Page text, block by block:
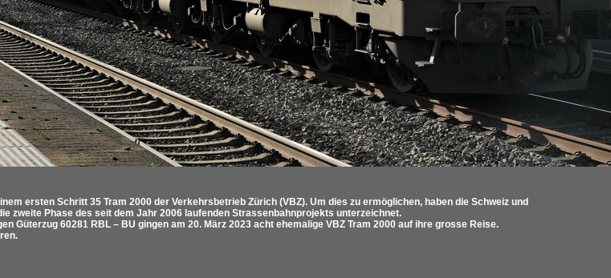
ersten Schritt 35 Tram 2000 der Verkehrsbetrieb Zürich (VBZ). Um dies zu ermöglichen, haben die Schweiz und
zweite Phase des seit dem Jahr 2006 laufenden Strassenbahnprojekts unterzeichnet.
Güterzug 60281 RBL – BU gingen am 20. März 2023 acht ehemalige VBZ Tram 2000 auf ihre grosse Reise.